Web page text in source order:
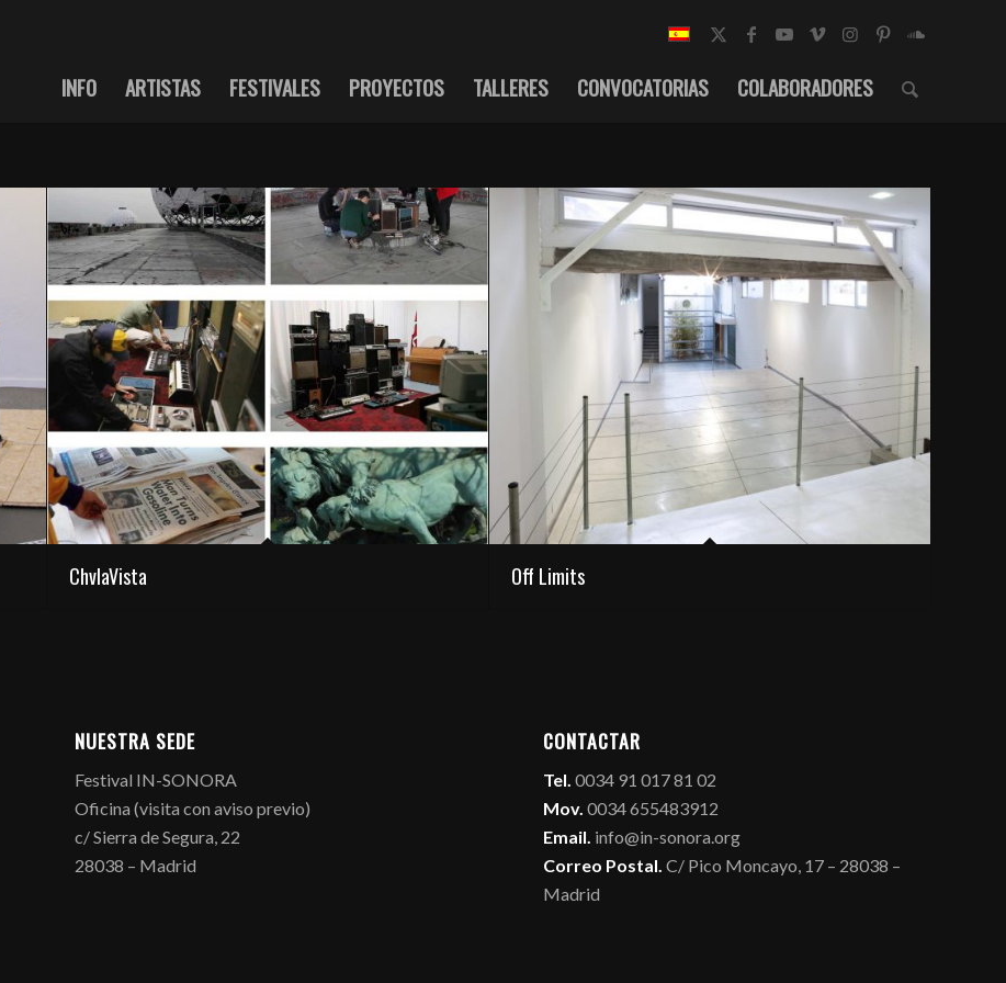
INFO ARTISTAS FESTIVALES PROYECTOS TALLERES CONVOCATORIAS COLABORADORES
ChvlaVista Off Limits
NUESTRA SEDE
Festival IN-SONORA
Oficina (visita con aviso previo)
c/ Sierra de Segura, 22
28038 – Madrid
CONTACTAR
Tel. 0034 91 017 81 02
Mov. 0034 655483912
Email. info@in-sonora.org
Correo Postal. C/ Pico Moncayo, 17 – 28038 –
Madrid